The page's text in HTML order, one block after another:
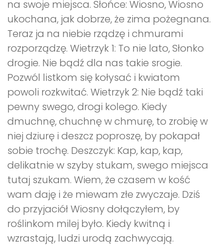
na swoje miejsca. Słońce: Wiosno, Wiosno
ukochana, jak dobrze, że zima pożegnana.
Teraz ja na niebie rządzę i chmurami
rozporządzę. Wietrzyk 1: To nie lato, Słonko
drogie. Nie bądź dla nas takie srogie.
Pozwól listkom się kołysać i kwiatom
powoli rozkwitać. Wietrzyk 2: Nie bądź taki
pewny swego, drogi kolego. Kiedy
dmuchnę, chuchnę w chmurę, to zrobię w
niej dziurę i deszcz poproszę, by pokapał
sobie trochę. Deszczyk: Kap, kap, kap,
delikatnie w szyby stukam, swego miejsca
tutaj szukam. Wiem, że czasem w kość
wam daję i że miewam złe zwyczaje. Dziś
do przyjaciół Wiosny dołączyłem, by
roślinkom milej było. Kiedy kwitną i
wzrastają, ludzi urodą zachwycają.